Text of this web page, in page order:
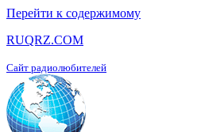
Перейти к содержимому
RUQRZ.COM
Сайт радиолюбителей